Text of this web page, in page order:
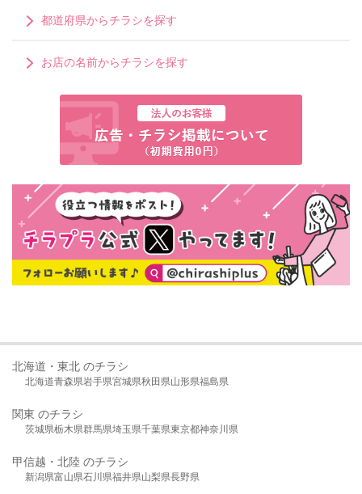
都道府県からチラシを探す
お店の名前からチラシを探す
北海道・東北 のチラシ
北海道青森県岩手県宮城県秋田県山形県福島県
関東 のチラシ
茨城県栃木県群馬県埼玉県千葉県東京都神奈川県
甲信越・北陸 のチラシ
新潟県富山県石川県福井県山梨県長野県